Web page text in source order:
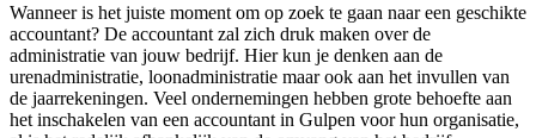
Wanneer is het juiste moment om op zoek te gaan naar een geschikte
accountant? De accountant zal zich druk maken over de
administratie van jouw bedrijf. Hier kun je denken aan de
urenadministratie, loonadministratie maar ook aan het invullen van
de jaarrekeningen. Veel ondernemingen hebben grote behoefte aan
het inschakelen van een accountant in Gulpen voor hun organisatie,